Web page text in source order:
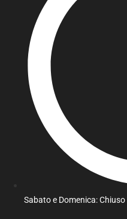
Sabato e Domenica: Chiuso